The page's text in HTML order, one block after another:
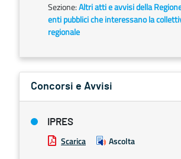
Sezione:Altri atti e avvisi della
enti pubblici che interessano la
regionale
Concorsi e Avvisi
IPRES
Scarica Ascolta